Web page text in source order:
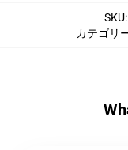
SKU:
カテゴリ